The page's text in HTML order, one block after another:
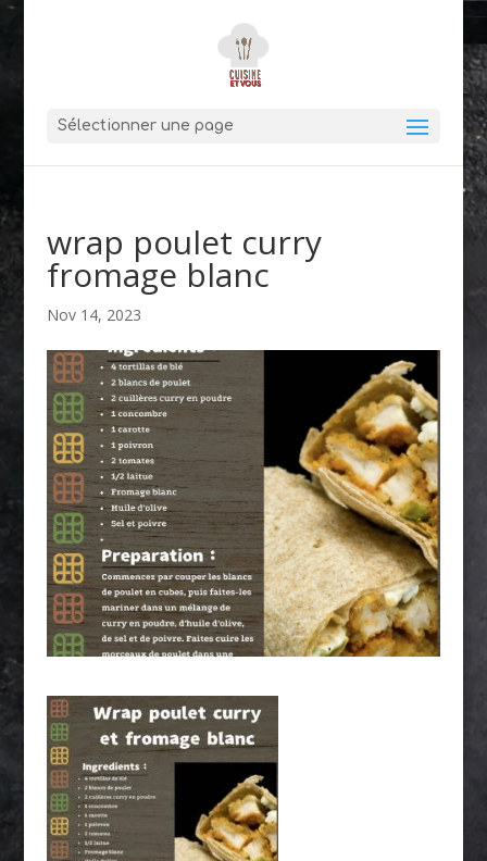
Sélectionner une page
wrap poulet curry
fromage blanc
Nov 14, 2023